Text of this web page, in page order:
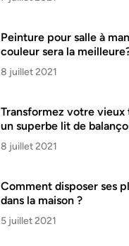
Peinture pour salle à
couleur sera la
8 juillet 2021
Transformez votre
un superbe lit de
8 juillet 2021
Comment disposer ses
dans la maison ?
5 juillet 2021